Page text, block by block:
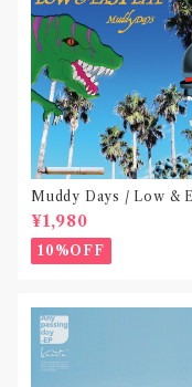
Muddy Days / Low &
Life〝東京〟
¥1,980
10%OFF